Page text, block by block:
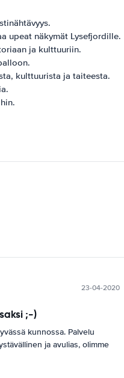
upeat näkymät Lysefjordille.
ja kulttuuriin.
kulttuurista ja taiteesta.
23-04-2020
;-)
kunnossa. Palvelu
ja avulias, olimme